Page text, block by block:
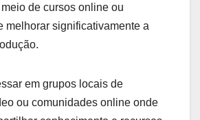
de cursos online ou
melhorar significativamente a
em grupos locais de
ou comunidades online onde